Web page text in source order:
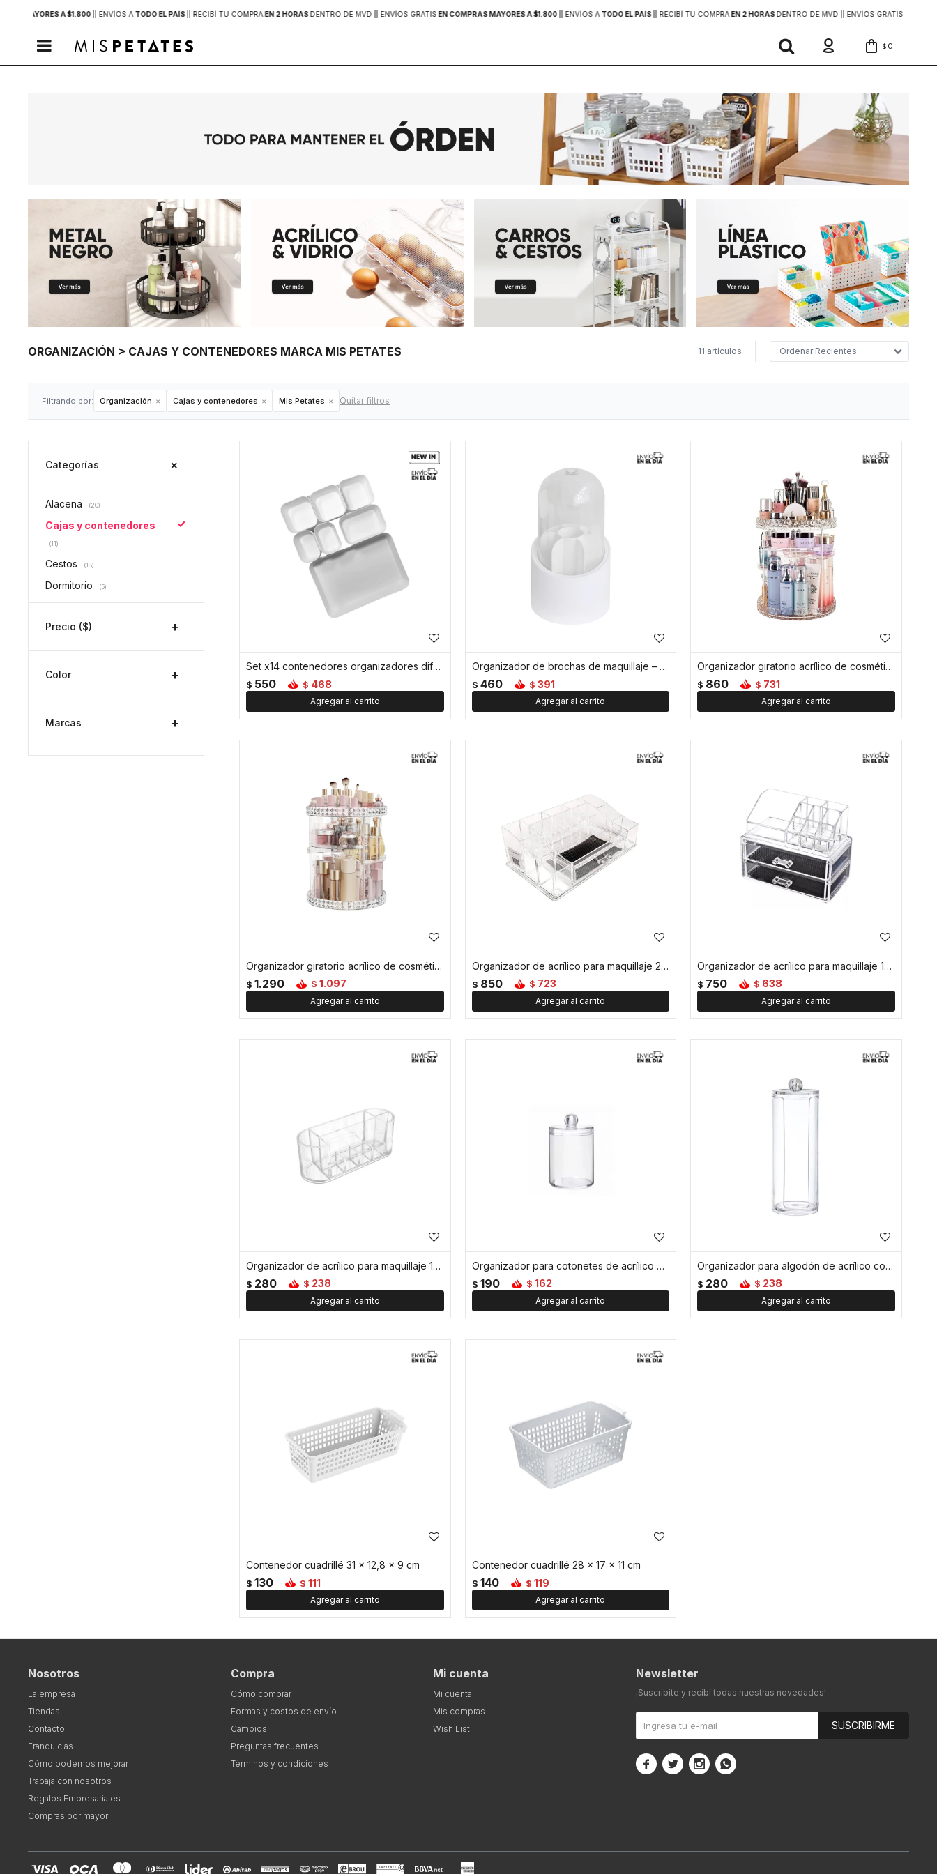
MAYORES A $1.800 | ENVÍOS A TODO EL PAÍS | RECIBÍ TU COMPRAEN 2 HORASDENTRO DE MVD | | ENVÍOS GRATISEN COMPRAS MAYORES A $1.800 | ENVÍOS A TODO EL PAÍS | RECIBÍ TU COMPRAEN 2 HORASDENTRO DE MVD | | ENVÍOS GRATIS
 $ 0
ORGANIZACIÓN > CAJAS Y CONTENEDORES MARCA MIS PETATES 11 artículos Recientes
Filtrando por: Organización Cajas y contenedores Mis Petates Quitar filtros
Set x14 contenedores organizadores diferentes tamaños - Blanco
$ 550 $ 468
Organizador de brochas de maquillaje – 23.5x12cm – Plástico blanco y acrílico - Blanco
$ 460 $ 391
Organizador giratorio acrílico de cosméticos 22*22*26 - Transparente
$ 860 $ 731
Organizador giratorio acrílico de cosméticos 27*27*32 - Transparente
$ 1.290 $ 1.097
Organizador de acrílico para maquillaje 27x17x6
$ 850 $ 723
Organizador de acrílico para maquillaje 18 x 16 x 10 cm
$ 750 $ 638
Organizador de acrílico para maquillaje 17 x 6 x 6,5 cm
$ 280 $ 238
Organizador para cotonetes de acrílico con tapa 6,5 x 8,5 cm
$ 190 $ 162
Organizador para algodón de acrílico con tapa 7 x 18 cm
$ 280 $ 238
Contenedor cuadrillé 31 x 12,8 x 9 cm
$ 130 $ 111
Contenedor cuadrillé 28 x 17 x 11 cm
$ 140 $ 119
Categorías
Alacena (20)
Cajas y contenedores
(11)
Cestos (18)
Dormitorio (5)
Precio ($)
Color
Marcas
Nosotros
La empresa
Tiendas
Contacto
Franquicias
Cómo podemos mejorar
Trabaja con nosotros
Regalos Empresariales
Compras por mayor
Compra
Cómo comprar
Formas y costos de envío
Cambios
Preguntas frecuentes
Términos y condiciones
Mi cuenta
Mi cuenta
Mis compras
Wish List
Newsletter
¡Suscribite y recibí todas nuestras novedades!
SUSCRIBIRME
   